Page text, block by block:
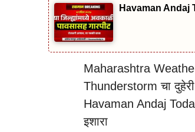
Havaman Andaj
Maharashtra Weather
Thunderstorm चा दुहेरी
Havaman Andaj
इशारा